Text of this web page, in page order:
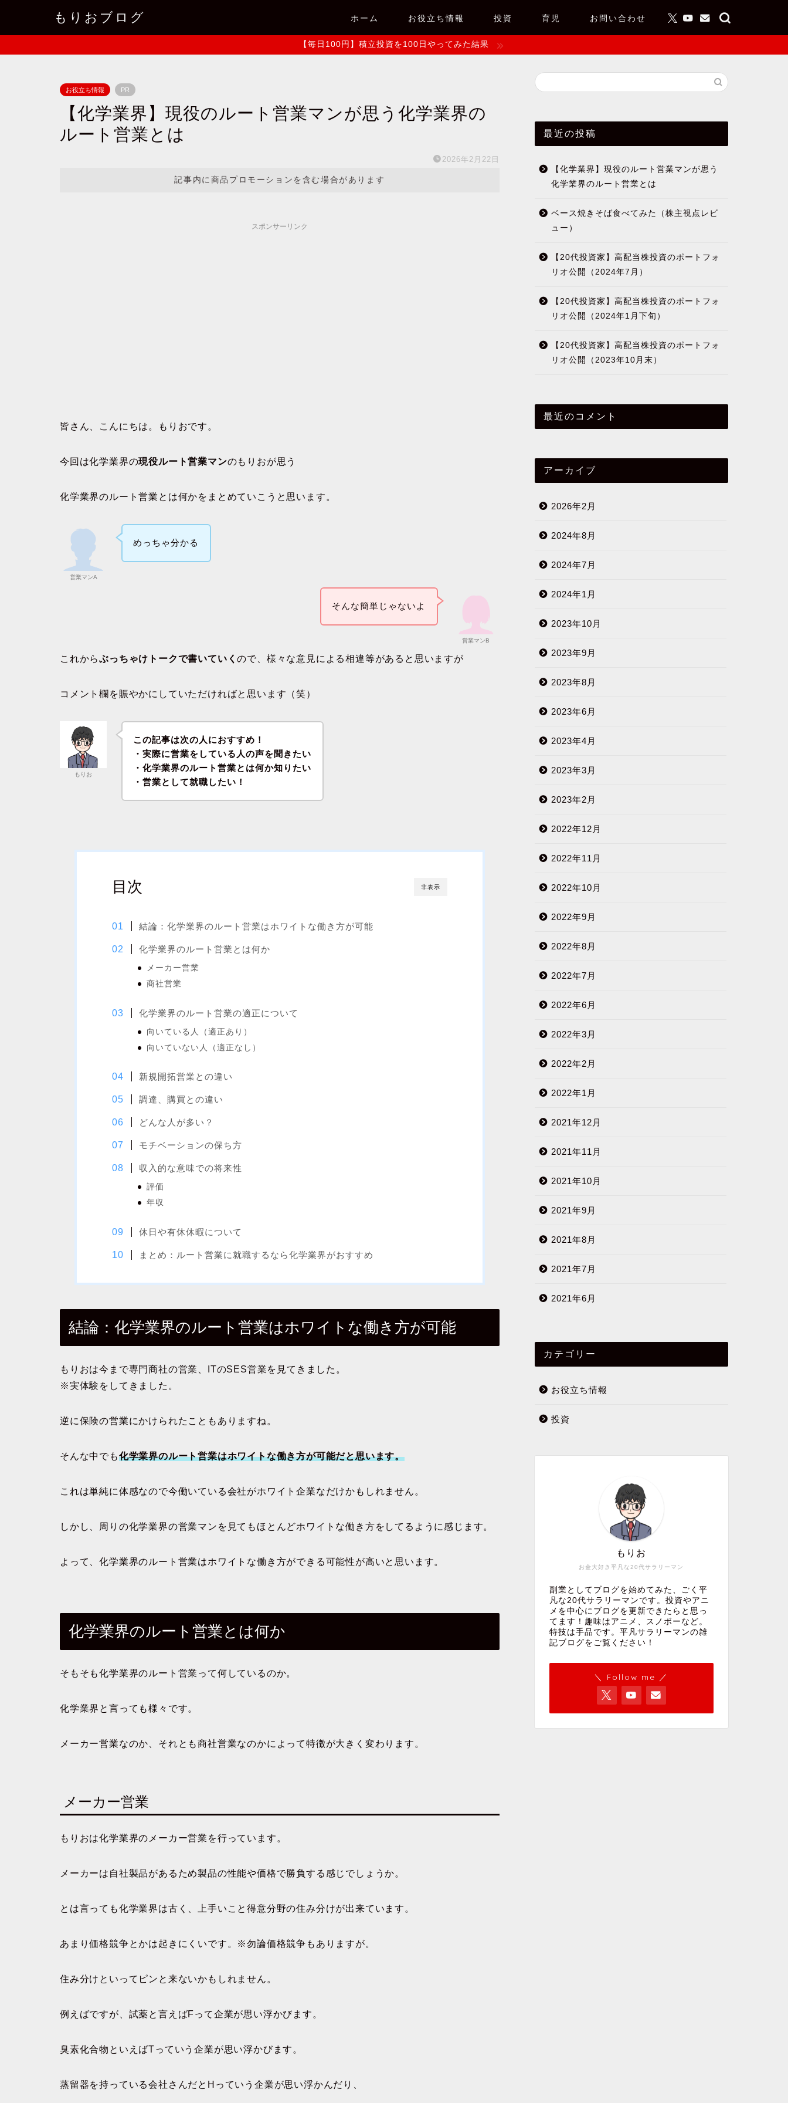
もりおブログ ホーム お役立ち情報 投資 育児 お問い合わせ
【毎日100円】積立投資を100日やってみた結果
お役立ち情報 PR
【化学業界】現役のルート営業マンが思う化学業界の
ルート営業とは
2026年2月22日
記事内に商品プロモーションを含む場合があります
スポンサーリンク
皆さん、こんにちは。もりおです。
今回は化学業界の現役ルート営業マンのもりおが思う
化学業界のルート営業とは何かをまとめていこうと思います。
営業マンA
めっちゃ分かる
営業マンB
そんな簡単じゃないよ
これからぶっちゃけトークで書いていくので、様々な意見による相違等があると思いますが
コメント欄を賑やかにしていただければと思います（笑）
もりお
この記事は次の人におすすめ！
・実際に営業をしている人の声を聞きたい
・化学業界のルート営業とは何か知りたい
・営業として就職したい！
非表示
目次
結論：化学業界のルート営業はホワイトな働き方が可能
化学業界のルート営業とは何か
メーカー営業
商社営業
化学業界のルート営業の適正について
向いている人（適正あり）
向いていない人（適正なし）
新規開拓営業との違い
調達、購買との違い
どんな人が多い？
モチベーションの保ち方
収入的な意味での将来性
評価
年収
休日や有休休暇について
まとめ：ルート営業に就職するなら化学業界がおすすめ
結論：化学業界のルート営業はホワイトな働き方が可能
もりおは今まで専門商社の営業、ITのSES営業を見てきました。
※実体験をしてきました。
逆に保険の営業にかけられたこともありますね。
そんな中でも化学業界のルート営業はホワイトな働き方が可能だと思います。
これは単純に体感なので今働いている会社がホワイト企業なだけかもしれません。
しかし、周りの化学業界の営業マンを見てもほとんどホワイトな働き方をしてるように感じます。
よって、化学業界のルート営業はホワイトな働き方ができる可能性が高いと思います。
化学業界のルート営業とは何か
そもそも化学業界のルート営業って何しているのか。
化学業界と言っても様々です。
メーカー営業なのか、それとも商社営業なのかによって特徴が大きく変わります。
メーカー営業
もりおは化学業界のメーカー営業を行っています。
メーカーは自社製品があるため製品の性能や価格で勝負する感じでしょうか。
とは言っても化学業界は古く、上手いこと得意分野の住み分けが出来ています。
あまり価格競争とかは起きにくいです。※勿論価格競争もありますが。
住み分けといってピンと来ないかもしれません。
例えばですが、試薬と言えばFって企業が思い浮かびます。
臭素化合物といえばTっていう企業が思い浮かびます。
蒸留器を持っている会社さんだとHっていう企業が思い浮かんだり、
最近の投稿
【化学業界】現役のルート営業マンが思う
化学業界のルート営業とは
ベース焼きそば食べてみた（株主視点レビ
ュー）
【20代投資家】高配当株投資のポートフォ
リオ公開（2024年7月）
【20代投資家】高配当株投資のポートフォ
リオ公開（2024年1月下旬）
【20代投資家】高配当株投資のポートフォ
リオ公開（2023年10月末）
最近のコメント
アーカイブ
2026年2月
2024年8月
2024年7月
2024年1月
2023年10月
2023年9月
2023年8月
2023年6月
2023年4月
2023年3月
2023年2月
2022年12月
2022年11月
2022年10月
2022年9月
2022年8月
2022年7月
2022年6月
2022年3月
2022年2月
2022年1月
2021年12月
2021年11月
2021年10月
2021年9月
2021年8月
2021年7月
2021年6月
カテゴリー
お役立ち情報
投資
お金大好き平凡な20代サラリーマン
もりお
副業としてブログを始めてみた、ごく平
凡な20代サラリーマンです。投資やアニ
メを中心にブログを更新できたらと思っ
てます！趣味はアニメ、スノボーなど。
特技は手品です。平凡サラリーマンの雑
記ブログをご覧ください！
＼ Follow me ／